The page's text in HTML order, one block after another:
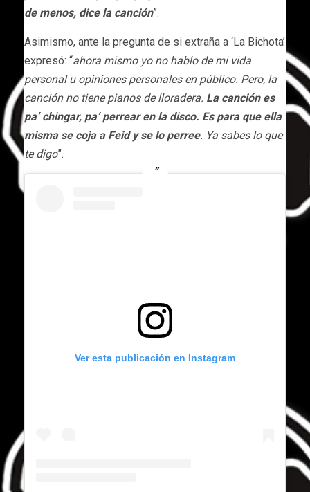
de menos, dice la canción”.
Asimismo, ante la pregunta de si extraña a ‘La Bichota’
expresó: “ahora mismo yo no hablo de mi vida
personal u opiniones personales en público. Pero, la
canción no tiene pianos de lloradera. La canción es
pa’ chingar, pa’ perrear en la disco. Es para que ella
misma se coja a Feid y se lo perree. Ya sabes lo que
te digo”.
Ver esta publicación en Instagram